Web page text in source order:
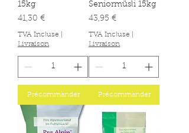
15kg
Prix
41,30 €
TVA Incluse
Livraison
Précommander
Seniormüsli 15kg
Prix
43,95 €
TVA Incluse
Livraison
Précommander